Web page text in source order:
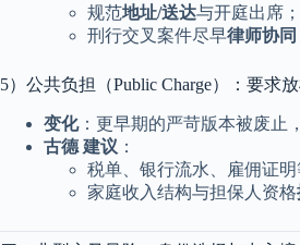
规范地址/送达与开庭出席；
刑行交叉案件尽早律师协同
5）公共负担（Public Charge）：要求
变化：更早期的严苛版本被废止
古德 建议 ：
税单、银行流水、雇佣证明
家庭收入结构与担保人资格